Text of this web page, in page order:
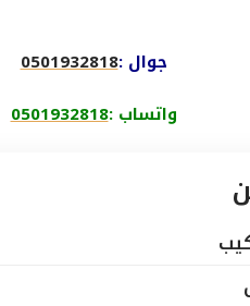
جوال :0501932818
واتساب :0501932818